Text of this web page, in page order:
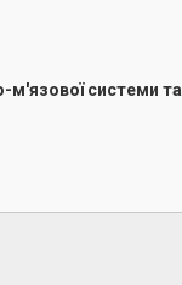
м'язової системи та